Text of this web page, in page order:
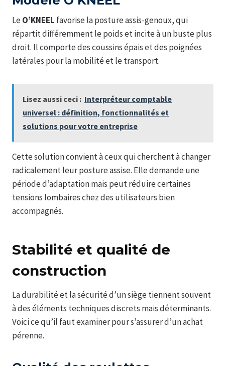
LeO’KNEEL favorise la posture assis-genoux, qui
répartit différemment le poids et incite à un buste plus
droit. Il comporte des coussins épais et des poignées
latérales pour la mobilité et le transport.
Lisez aussi ceci : Interpréteur comptable
universel : définition, fonctionnalités et
solutions pour votre entreprise
Cette solution convient à ceux qui cherchent à changer
radicalement leur posture assise. Elle demande une
période d’adaptation mais peut réduire certaines
tensions lombaires chez des utilisateurs bien
accompagnés.
Stabilité et qualité de
construction
La durabilité et la sécurité d’un siège tiennent souvent
à des éléments techniques discrets mais déterminants.
Voici ce qu’il faut examiner pour s’assurer d’un achat
pérenne.